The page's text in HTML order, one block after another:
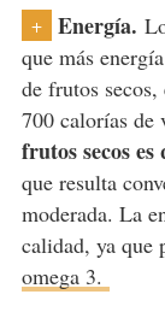
+ Energía.
que más
de frutos
700 calorías de
frutos secos es
que resulta
moderada. La
calidad, ya que
omega 3.